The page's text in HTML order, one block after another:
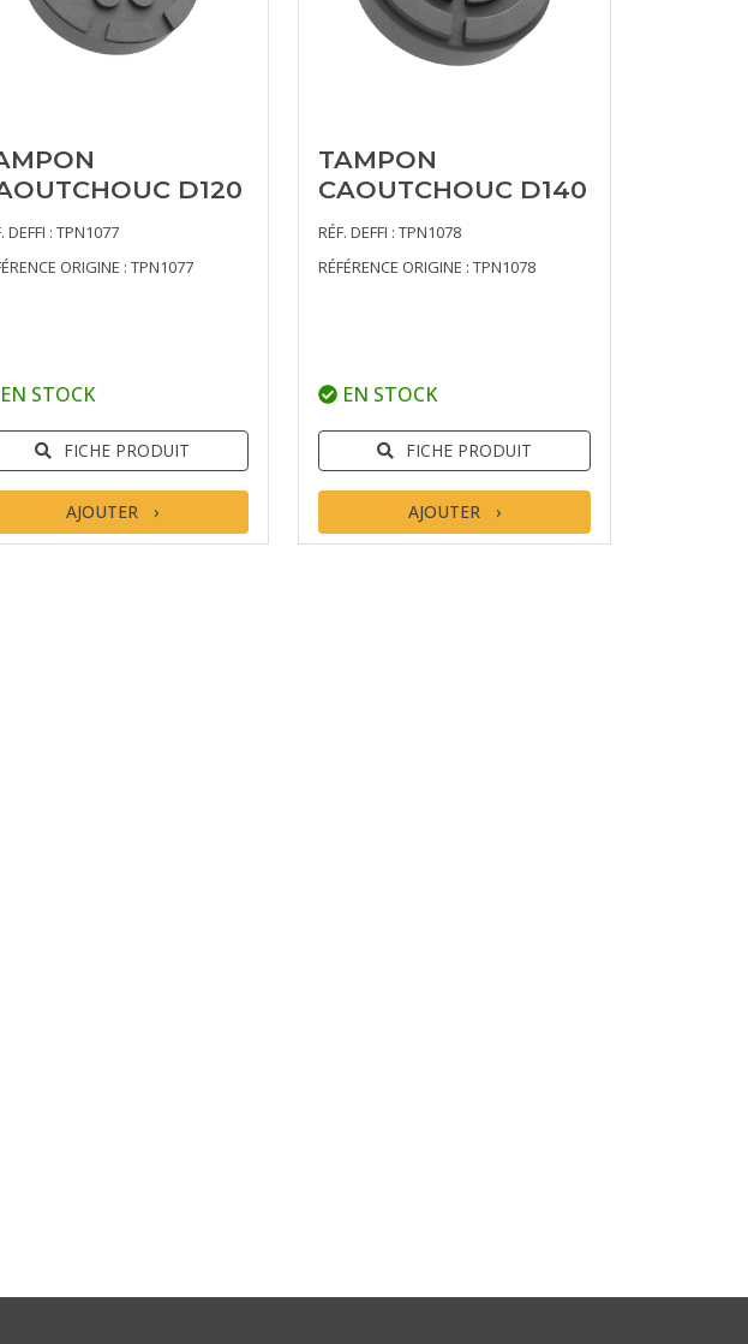
D120
DEFFI : TPN1077
ORIGINE : TPN1077
STOCK
FICHE PRODUIT
AJOUTER
TAMPON
CAOUTCHOUC D140
RÉF. DEFFI : TPN1078
RÉFÉRENCE ORIGINE : TPN1078
EN STOCK
FICHE PRODUIT
AJOUTER